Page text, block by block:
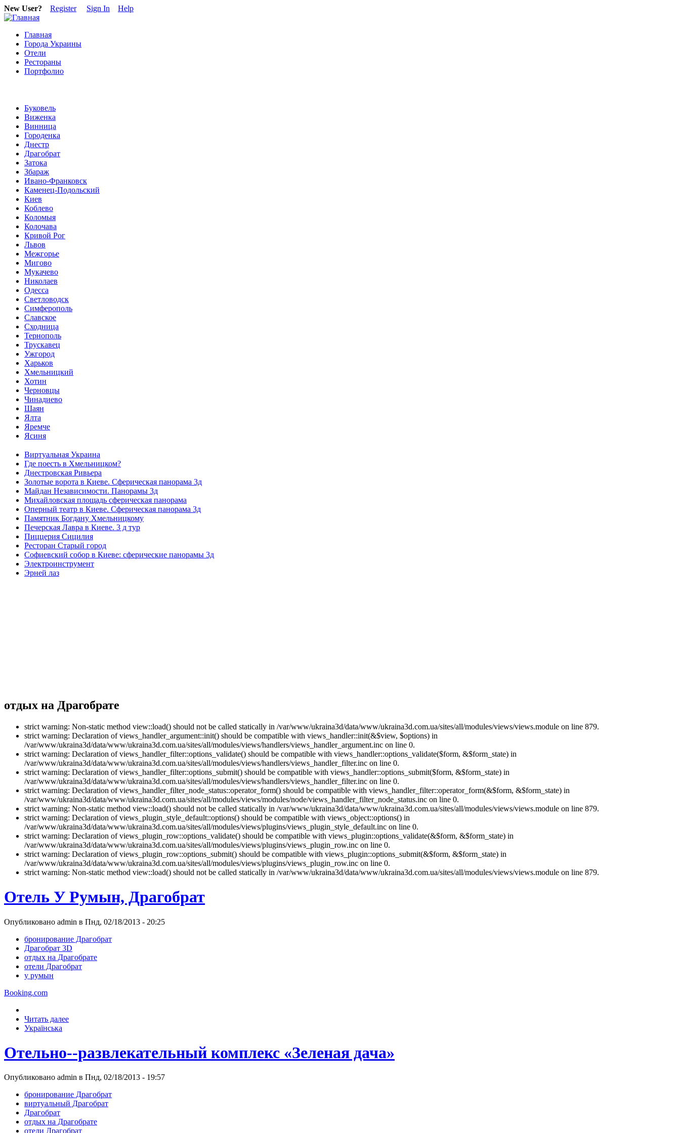
New User? Register Sign In Help
Главная
Города Украины
Отели
Рестораны
Портфолио
Буковель
Виженка
Винница
Городенка
Днестр
Драгобрат
Затока
Збараж
Ивано-Франковск
Каменец-Подольский
Киев
Коблево
Коломыя
Колочава
Кривой Рог
Львов
Межгорье
Мигово
Мукачево
Николаев
Одесса
Светловодск
Симферополь
Славское
Сходница
Тернополь
Трускавец
Ужгород
Харьков
Хмельницкий
Хотин
Черновцы
Чинадиево
Шаян
Ялта
Яремче
Ясиня
Виртуальная Украина
Где поесть в Хмельницком?
Днестровская Ривьера
Золотые ворота в Киеве. Сферическая панорама 3д
Майдан Независимости. Панорамы 3д
Михайловская площадь сферическая панорама
Оперный театр в Киеве. Сферическая панорама 3д
Памятник Богдану Хмельницкому
Печерская Лавра в Киеве. 3 д тур
Пиццерия Сицилия
Ресторан Старый город
Софиевский собор в Киеве: сферические панорамы 3д
Электроинструмент
Эрней лаз
отдых на Драгобрате
strict warning: Non-static method view::load() should not be called statically in /var/www/ukraina3d/data/www/ukraina3d.com.ua/sites/all/modules/views/views.module on line 879.
strict warning: Declaration of views_handler_argument::init() should be compatible with views_handler::init(&$view, $options) in
/var/www/ukraina3d/data/www/ukraina3d.com.ua/sites/all/modules/views/handlers/views_handler_argument.inc on line 0.
strict warning: Declaration of views_handler_filter::options_validate() should be compatible with views_handler::options_validate($form, &$form_state) in
/var/www/ukraina3d/data/www/ukraina3d.com.ua/sites/all/modules/views/handlers/views_handler_filter.inc on line 0.
strict warning: Declaration of views_handler_filter::options_submit() should be compatible with views_handler::options_submit($form, &$form_state) in
/var/www/ukraina3d/data/www/ukraina3d.com.ua/sites/all/modules/views/handlers/views_handler_filter.inc on line 0.
strict warning: Declaration of views_handler_filter_node_status::operator_form() should be compatible with views_handler_filter::operator_form(&$form, &$form_state) in
/var/www/ukraina3d/data/www/ukraina3d.com.ua/sites/all/modules/views/modules/node/views_handler_filter_node_status.inc on line 0.
strict warning: Non-static method view::load() should not be called statically in /var/www/ukraina3d/data/www/ukraina3d.com.ua/sites/all/modules/views/views.module on line 879.
strict warning: Declaration of views_plugin_style_default::options() should be compatible with views_object::options() in
/var/www/ukraina3d/data/www/ukraina3d.com.ua/sites/all/modules/views/plugins/views_plugin_style_default.inc on line 0.
strict warning: Declaration of views_plugin_row::options_validate() should be compatible with views_plugin::options_validate(&$form, &$form_state) in
/var/www/ukraina3d/data/www/ukraina3d.com.ua/sites/all/modules/views/plugins/views_plugin_row.inc on line 0.
strict warning: Declaration of views_plugin_row::options_submit() should be compatible with views_plugin::options_submit(&$form, &$form_state) in
/var/www/ukraina3d/data/www/ukraina3d.com.ua/sites/all/modules/views/plugins/views_plugin_row.inc on line 0.
strict warning: Non-static method view::load() should not be called statically in /var/www/ukraina3d/data/www/ukraina3d.com.ua/sites/all/modules/views/views.module on line 879.
Отель У Румын, Драгобрат
Опубликовано admin в Пнд, 02/18/2013 - 20:25
бронирование Драгобрат
Драгобрат 3D
отдых на Драгобрате
отели Драгобрат
у румын
Booking.com
Читать далее
Українська
Отельно--развлекательный комплекс «Зеленая дача»
Опубликовано admin в Пнд, 02/18/2013 - 19:57
бронирование Драгобрат
виртуальный Драгобрат
Драгобрат
отдых на Драгобрате
отели Драгобрат